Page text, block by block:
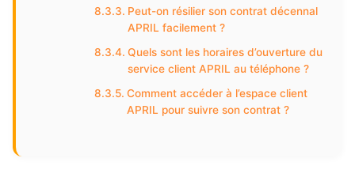
Peut-on résilier son contrat décennal
APRIL facilement ?
Quels sont les horaires d’ouverture du
service client APRIL au téléphone ?
Comment accéder à l’espace client
APRIL pour suivre son contrat ?